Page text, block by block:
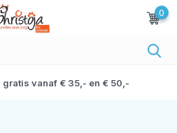
0
gratis vanaf € 35,- en € 50,-